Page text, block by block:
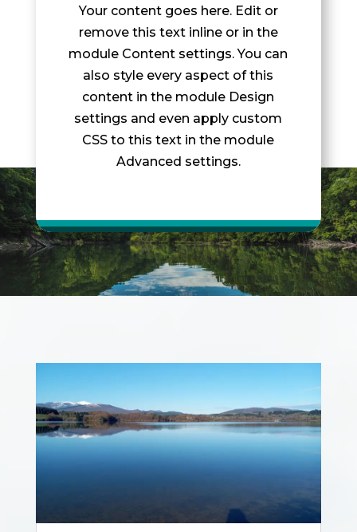
Your content goes here. Edit or
remove this text inline or in the
module Content settings. You can
also style every aspect of this
content in the module Design
settings and even apply custom
CSS to this text in the module
Advanced settings.